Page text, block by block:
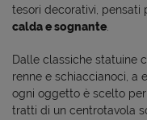
tesori decorativi, pensati
calda e sognante
Dalle classiche statuine
renne e schiaccianoci, a
ogni oggetto è scelto
tratti di un centrotavola